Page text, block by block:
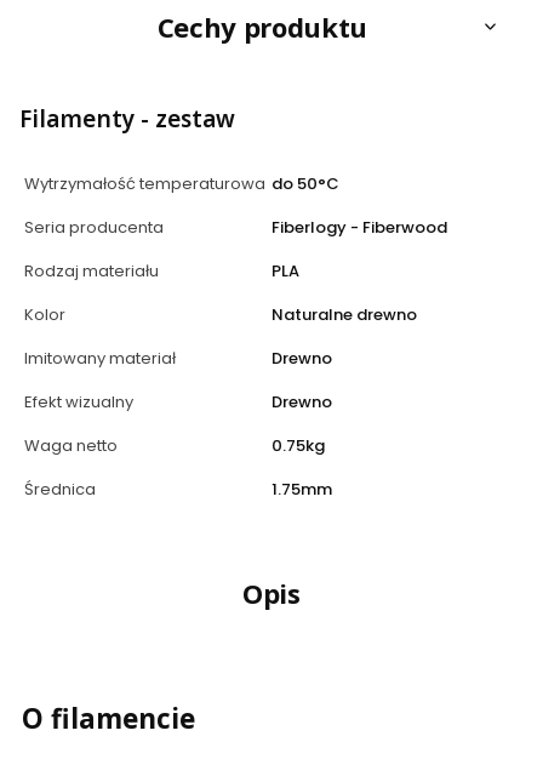
Cechy produktu
Filamenty - zestaw
Wytrzymałość temperaturowa do 50°C
Seria producenta
Fiberlogy - Fiberwood
Rodzaj materiału
PLA
Kolor
Naturalne drewno
Imitowany materiał
Drewno
Efekt wizualny
Drewno
Waga netto
0.75kg
Średnica
1.75mm
Opis
O filamencie